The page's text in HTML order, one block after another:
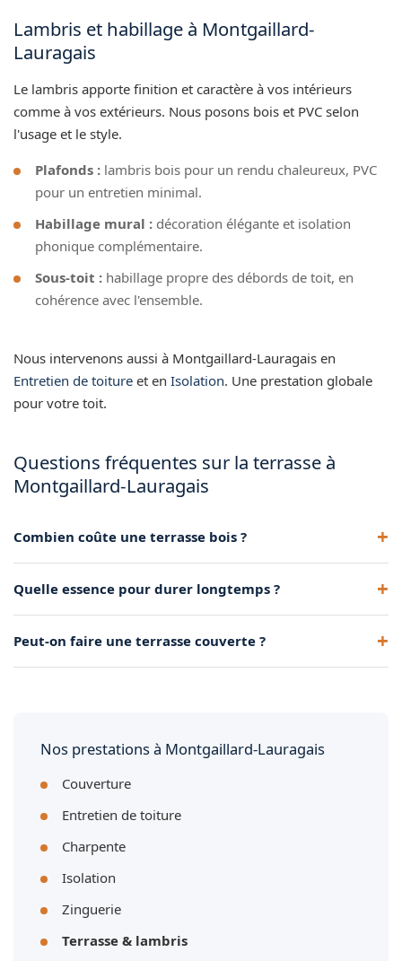
Lambris et habillage à Montgaillard-
Lauragais
Le lambris apporte finition et caractère à vos intérieurs
comme à vos extérieurs. Nous posons bois et PVC selon
l'usage et le style.
Plafonds : lambris bois pour un rendu chaleureux, PVC
pour un entretien minimal.
Habillage mural : décoration élégante et isolation
phonique complémentaire.
Sous-toit : habillage propre des débords de toit, en
cohérence avec l'ensemble.
Nous intervenons aussi à Montgaillard-Lauragais en
Entretien de toiture et en Isolation. Une prestation globale
pour votre toit.
Questions fréquentes sur la terrasse à
Montgaillard-Lauragais
Combien coûte une terrasse bois ?
de la structure. Un devis gratuit précise le coût.
Quelle essence pour durer longtemps ?
le pin traité, mais coûtent plus cher.
Peut-on faire une terrasse couverte ?
Nos prestations à Montgaillard-Lauragais
Couverture
Entretien de toiture
Charpente
Isolation
Zinguerie
Terrasse & lambris